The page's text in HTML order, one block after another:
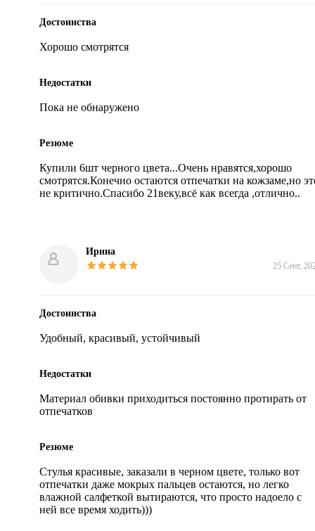
Достоинства
Хорошо смотрятся
Недостатки
Пока не обнаружено
Резюме
Купили 6шт черного цвета...Очень нравятся,хорошо
смотрятся.Конечно остаются отпечатки на кожзаме,но
не критично.Спасибо 21веку,всё как всегда ,отлично..
Ирина
25 Сент,
Достоинства
Удобный, красивый, устойчивый
Недостатки
Материал обивки приходиться постоянно протирать от
отпечатков
Резюме
Стулья красивые, заказали в черном цвете, только вот
отпечатки даже мокрых пальцев остаются, но легко
влажной салфеткой вытираются, что просто надоело с
ней все время ходить)))